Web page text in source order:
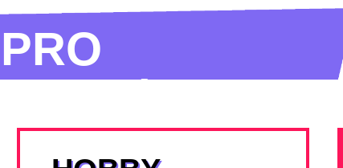
PRO
ТАРИФЫ